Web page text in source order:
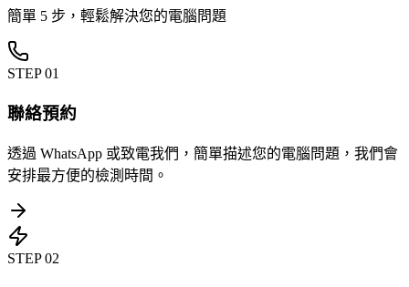
簡單 5 步，輕鬆解決您的電腦問題
STEP01
聯絡預約
透過 WhatsApp 或致電我們，簡單描述您的電腦問題，我們會
安排最方便的檢測時間。
STEP02